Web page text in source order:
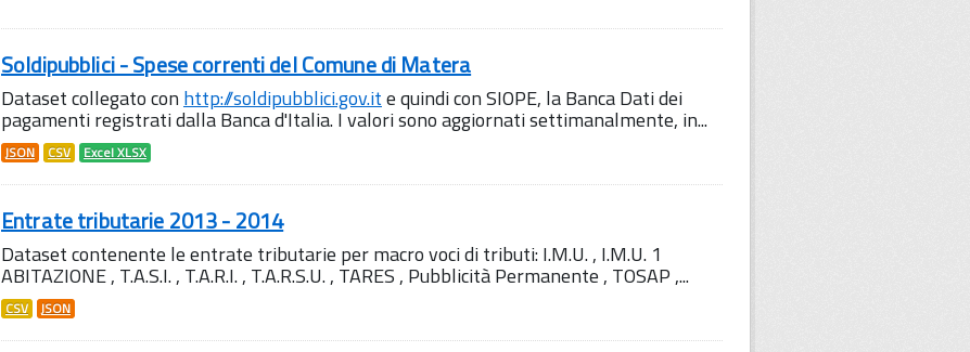
Soldipubblici - Spese correnti del Comune di Matera
Dataset collegato con http://soldipubblici.gov.ite quindi con SIOPE, la Banca Dati dei
pagamenti registrati dalla Banca d'Italia. I valori sono aggiornati settimanalmente, in...
JSON CSV Excel XLSX
Entrate tributarie 2013 - 2014
Dataset contenente le entrate tributarie per macro voci di tributi: I.M.U. , I.M.U. 1
ABITAZIONE , T.A.S.I. , T.A.R.I. , T.A.R.S.U. , TARES , Pubblicità Permanente , TOSAP ,...
CSV JSON